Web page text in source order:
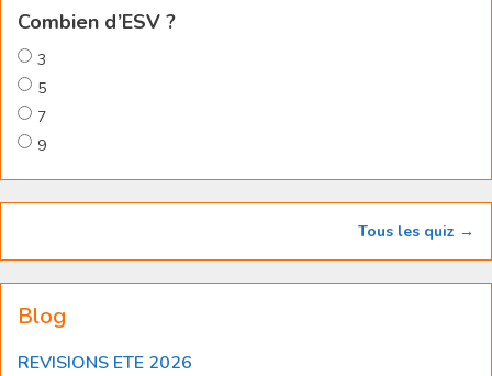
Combien d’ESV ?
3
5
7
9
Tous les quiz →
Blog
REVISIONS ETE 2026